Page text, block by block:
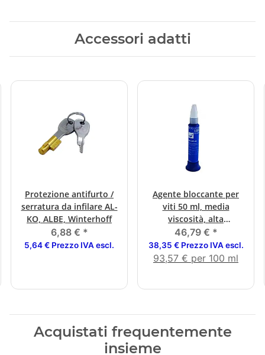
Accessori adatti
Protezione antifurto /
serratura da infilare AL-
KO, ALBE, Winterhoff
6,88 € *
5,64 € Prezzo IVA escl.
Agente bloccante per
viti 50 ml, media
viscosità, alta
resistenza
46,79 € *
38,35 € Prezzo IVA escl.
93,57 € per 100 ml
Acquistati frequentemente
insieme